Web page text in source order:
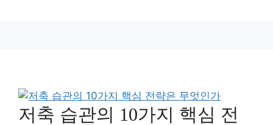
저축 습관의 10가지 핵심 전